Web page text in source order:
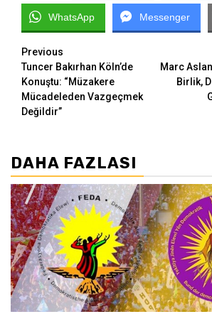
WhatsApp Messenger
Continue
Reading
Previous
Tuncer Bakırhan Köln’de
Konuştu: “Müzakere
Mücadeleden Vazgeçmek
Değildir”
Marc
Birlik,
DAHA FAZLASI